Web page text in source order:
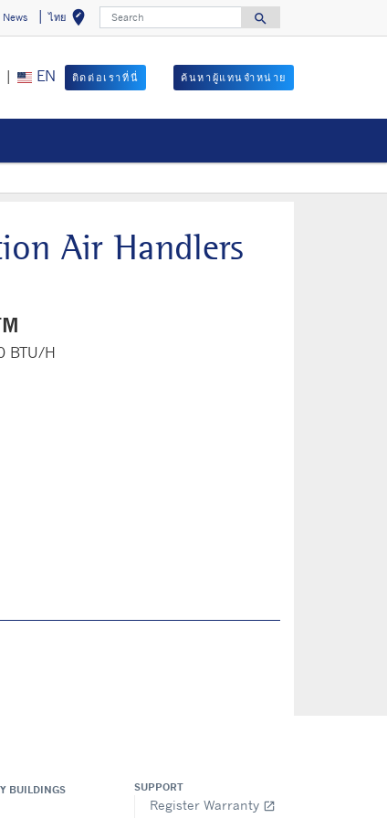
News ไทย edit_locationSelect your
Search
search
Search
| EN ติดต่อเราที่นี่ ค้นหาผู้แทนจำหน่าย
Air Handlers
BTU/H
BUILDINGS SUPPORT
Register Warranty open_in_new